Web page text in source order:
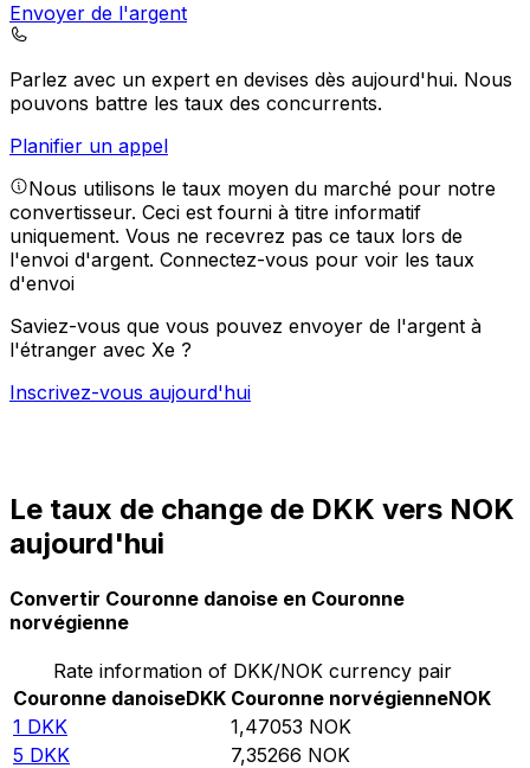
Envoyer de l'argent
Parlez avec un expert en devises dès aujourd'hui. Nous
pouvons battre les taux des concurrents.
Planifier un appel
Nous utilisons le taux moyen du marché pour notre
convertisseur. Ceci est fourni à titre informatif
uniquement. Vous ne recevrez pas ce taux lors de
l'envoi d'argent. Connectez-vous pour voir les taux
d'envoi
Saviez-vous que vous pouvez envoyer de l'argent à
l'étranger avec Xe ?
Inscrivez-vous aujourd'hui
Le taux de change de DKK vers NOK
aujourd'hui
Convertir Couronne danoise en Couronne
norvégienne
Rate information of DKK/NOK currency pair
Couronne danoiseDKK Couronne norvégienneNOK
1 DKK 1,47053 NOK
5 DKK 7,35266 NOK